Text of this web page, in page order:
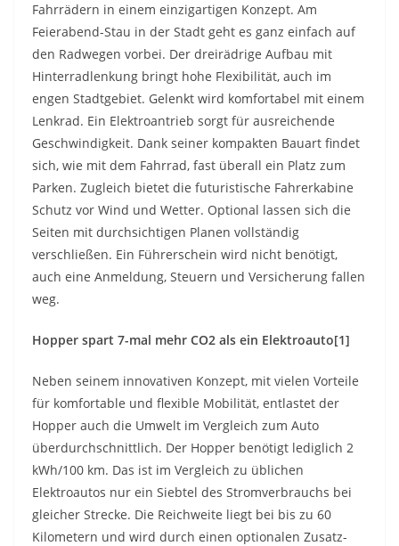
Fahrrädern in einem einzigartigen Konzept. Am
Feierabend-Stau in der Stadt geht es ganz einfach auf
den Radwegen vorbei. Der dreirädrige Aufbau mit
Hinterradlenkung bringt hohe Flexibilität, auch im
engen Stadtgebiet. Gelenkt wird komfortabel mit einem
Lenkrad. Ein Elektroantrieb sorgt für ausreichende
Geschwindigkeit. Dank seiner kompakten Bauart findet
sich, wie mit dem Fahrrad, fast überall ein Platz zum
Parken. Zugleich bietet die futuristische Fahrerkabine
Schutz vor Wind und Wetter. Optional lassen sich die
Seiten mit durchsichtigen Planen vollständig
verschließen. Ein Führerschein wird nicht benötigt,
auch eine Anmeldung, Steuern und Versicherung fallen
weg.
Hopper spart 7-mal mehr CO2 als ein Elektroauto[1]
Neben seinem innovativen Konzept, mit vielen Vorteile
für komfortable und flexible Mobilität, entlastet der
Hopper auch die Umwelt im Vergleich zum Auto
überdurchschnittlich. Der Hopper benötigt lediglich 2
kWh/100 km. Das ist im Vergleich zu üblichen
Elektroautos nur ein Siebtel des Stromverbrauchs bei
gleicher Strecke. Die Reichweite liegt bei bis zu 60
Kilometern und wird durch einen optionalen Zusatz-